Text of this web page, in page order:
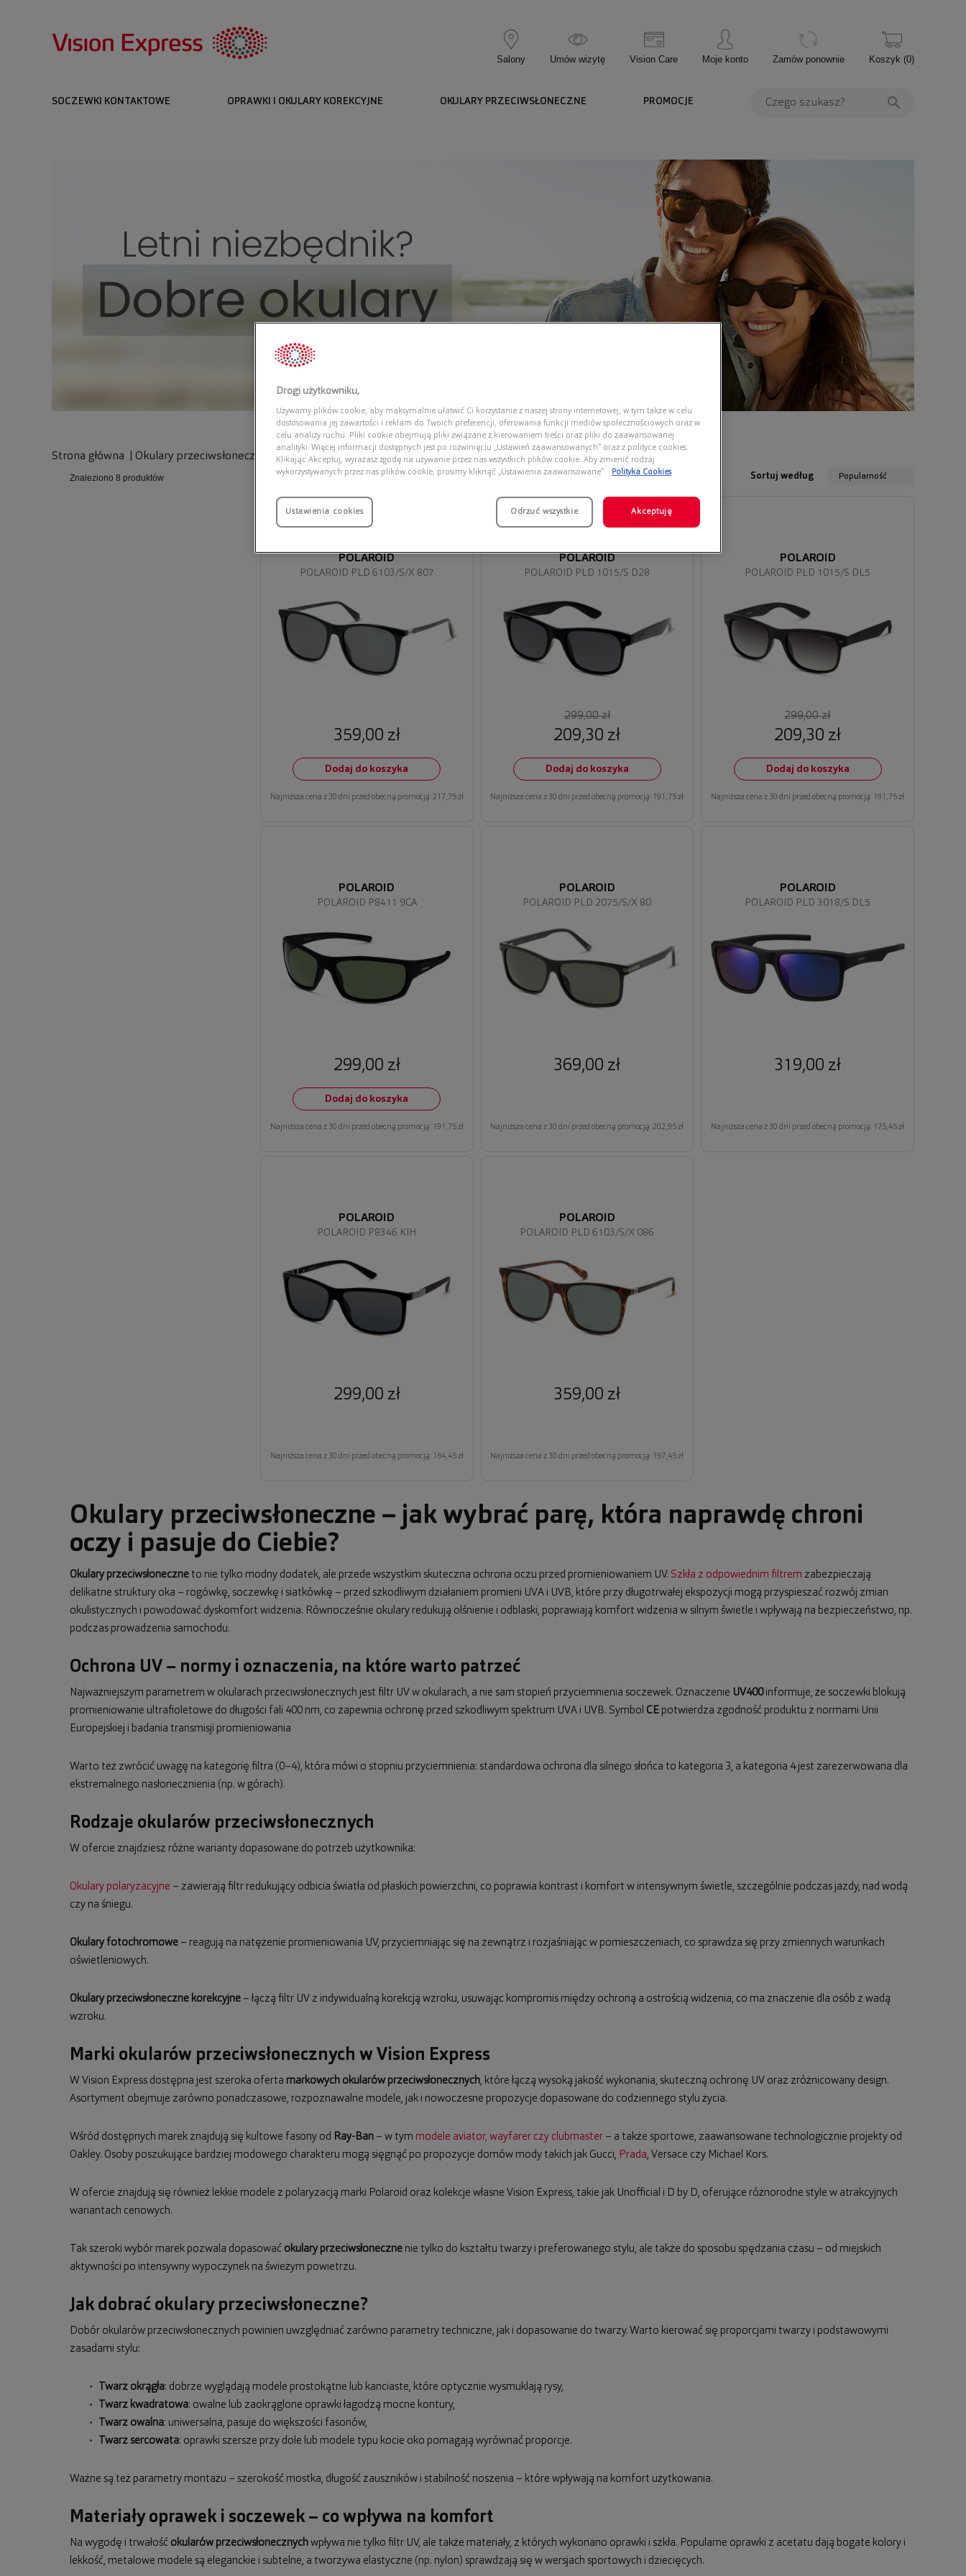
Salony Umów wizytę Vision Care Moje konto Zamów ponownie Koszyk (0)
SOCZEWKI KONTAKTOWE OPRAWKI I OKULARY KOREKCYJNE OKULARY PRZECIWSŁONECZNE PROMOCJE
Strona główna Okulary przeciwsłoneczne
Znaleziono 8 produktów Sortuj według Popularność
POLAROID PLD 6103/S/X 807
POLAROID
359,00 zł
Dodaj do koszyka
Najniższa cena z 30 dni przed obecną promocją: 217,75 zł
POLAROID PLD 1015/S D28
POLAROID
299,00 zł
209,30 zł
Dodaj do koszyka
Najniższa cena z 30 dni przed obecną promocją: 191,75 zł
POLAROID PLD 1015/S DL5
POLAROID
299,00 zł
209,30 zł
Dodaj do koszyka
Najniższa cena z 30 dni przed obecną promocją: 191,75 zł
POLAROID P8411 9CA
POLAROID
299,00 zł
Dodaj do koszyka
Najniższa cena z 30 dni przed obecną promocją: 191,75 zł
POLAROID PLD 2075/S/X 80
POLAROID
369,00 zł
Najniższa cena z 30 dni przed obecną promocją: 202,95 zł
POLAROID PLD 3018/S DL5
POLAROID
319,00 zł
Najniższa cena z 30 dni przed obecną promocją: 175,45 zł
POLAROID P8346 KIH
POLAROID
299,00 zł
Najniższa cena z 30 dni przed obecną promocją: 164,45 zł
POLAROID PLD 6103/S/X 086
POLAROID
359,00 zł
Najniższa cena z 30 dni przed obecną promocją: 197,45 zł
Okulary przeciwsłoneczne – jak wybrać parę, która naprawdę chroni
oczy i pasuje do Ciebie?
Okulary przeciwsłoneczne to nie tylko modny dodatek, ale przede wszystkim skuteczna ochrona oczu przed promieniowaniem UV. Szkła z odpowiednim filtrem zabezpieczają
delikatne struktury oka – rogówkę, soczewkę i siatkówkę – przed szkodliwym działaniem promieni UVA i UVB, które przy długotrwałej ekspozycji mogą przyspieszać rozwój zmian
okulistycznych i powodować dyskomfort widzenia. Równocześnie okulary redukują olśnienie i odblaski, poprawiają komfort widzenia w silnym świetle i wpływają na bezpieczeństwo, np.
podczas prowadzenia samochodu.
Ochrona UV – normy i oznaczenia, na które warto patrzeć
Najważniejszym parametrem w okularach przeciwsłonecznych jest filtr UV w okularach, a nie sam stopień przyciemnienia soczewek. Oznaczenie UV400informuje, że soczewki blokują
promieniowanie ultrafioletowe do długości fali 400 nm, co zapewnia ochronę przed szkodliwym spektrum UVA i UVB. Symbol CE potwierdza zgodność produktu z normami Unii
Europejskiej i badania transmisji promieniowania
Warto też zwrócić uwagę na kategorię filtra (0–4), która mówi o stopniu przyciemnienia: standardowa ochrona dla silnego słońca to kategoria 3, a kategoria 4 jest zarezerwowana dla
ekstremalnego nasłonecznienia (np. w górach).
Rodzaje okularów przeciwsłonecznych
W ofercie znajdziesz różne warianty dopasowane do potrzeb użytkownika:
Okulary polaryzacyjne – zawierają filtr redukujący odbicia światła od płaskich powierzchni, co poprawia kontrast i komfort w intensywnym świetle, szczególnie podczas jazdy, nad wodą
czy na śniegu.
Okulary fotochromowe – reagują na natężenie promieniowania UV, przyciemniając się na zewnątrz i rozjaśniając w pomieszczeniach, co sprawdza się przy zmiennych warunkach
oświetleniowych.
Okulary przeciwsłoneczne korekcyjne – łączą filtr UV z indywidualną korekcją wzroku, usuwając kompromis między ochroną a ostrością widzenia, co ma znaczenie dla osób z wadą
wzroku.
Marki okularów przeciwsłonecznych w Vision Express
W Vision Express dostępna jest szeroka oferta markowych okularów przeciwsłonecznych, które łączą wysoką jakość wykonania, skuteczną ochronę UV oraz zróżnicowany design.
Asortyment obejmuje zarówno ponadczasowe, rozpoznawalne modele, jak i nowoczesne propozycje dopasowane do codziennego stylu życia.
Wśród dostępnych marek znajdują się kultowe fasony od Ray-Ban – w tym modele aviator, wayfarer czy clubmaster – a także sportowe, zaawansowane technologicznie projekty od
Oakley. Osoby poszukujące bardziej modowego charakteru mogą sięgnąć po propozycje domów mody takich jak Gucci, Prada, Versace czy Michael Kors.
W ofercie znajdują się również lekkie modele z polaryzacją marki Polaroid oraz kolekcje własne Vision Express, takie jak Unofficial i D by D, oferujące różnorodne style w atrakcyjnych
wariantach cenowych.
Tak szeroki wybór marek pozwala dopasować okulary przeciwsłoneczne nie tylko do kształtu twarzy i preferowanego stylu, ale także do sposobu spędzania czasu – od miejskich
aktywności po intensywny wypoczynek na świeżym powietrzu.
Jak dobrać okulary przeciwsłoneczne?
Dobór okularów przeciwsłonecznych powinien uwzględniać zarówno parametry techniczne, jak i dopasowanie do twarzy. Warto kierować się proporcjami twarzy i podstawowymi
zasadami stylu:
Twarz okrągła: dobrze wyglądają modele prostokątne lub kanciaste, które optycznie wysmuklają rysy,
Twarz kwadratowa: owalne lub zaokrąglone oprawki łagodzą mocne kontury,
Twarz owalna: uniwersalna, pasuje do większości fasonów,
Twarz sercowata: oprawki szersze przy dole lub modele typu kocie oko pomagają wyrównać proporcje.
Ważne są też parametry montażu – szerokość mostka, długość zauszników i stabilność noszenia – które wpływają na komfort użytkowania.
Materiały oprawek i soczewek – co wpływa na komfort
Na wygodę i trwałość okularów przeciwsłonecznych wpływa nie tylko filtr UV, ale także materiały, z których wykonano oprawki i szkła. Popularne oprawki z acetatu dają bogate kolory i
lekkość, metalowe modele są eleganckie i subtelne, a tworzywa elastyczne (np. nylon) sprawdzają się w wersjach sportowych i dziecięcych.
Drogi użytkowniku,
Używamy plików cookie, aby maksymalnie ułatwić Ci korzystanie z naszej strony internetowej, w tym także w celu
dostosowania jej zawartości i reklam do Twoich preferencji, oferowania funkcji mediów społecznościowych oraz w
celu analizy ruchu. Pliki cookie obejmują pliki związane z kierowaniem treści oraz pliki do zaawansowanej
analityki. Więcej informacji dostępnych jest po rozwinięciu „Ustawień zaawansowanych” oraz z polityce cookies.
Klikając Akceptuj, wyrażasz zgodę na używanie przez nas wszystkich plików cookie. Aby zmienić rodzaj
wykorzystywanych przez nas plików cookie, prosimy kliknąć „Ustawienia zaawansowane”.
Polityka Cookies
Ustawienia cookies Odrzuć wszystkie Akceptuję